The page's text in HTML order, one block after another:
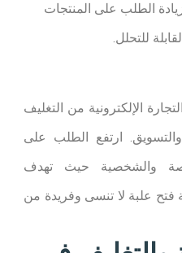
الطلب على المنتجات
للتحلل.
الإلكترونية من التغليف
والتسويق. ارتفع الطلب على
والشخصية حيث تهدف
فتح علبة لا تنسى وفريدة من